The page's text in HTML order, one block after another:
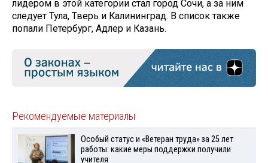
лидером в этой категории стал город Сочи, а за ним
следует Тула, Тверь и Калининград. В список также
попали Петербург, Адлер и Казань.
Рекомендуемые материалы
Особый статус и «Ветеран труда» за 25 лет
работы: какие меры поддержки получили
учителя